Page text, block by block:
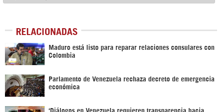
RELACIONADAS
Maduro está listo para reparar relaciones consulares con
Colombia
Parlamento de Venezuela rechaza decreto de emergencia
económica
‘Diálogos en Venezuela requieren transparencia hacia